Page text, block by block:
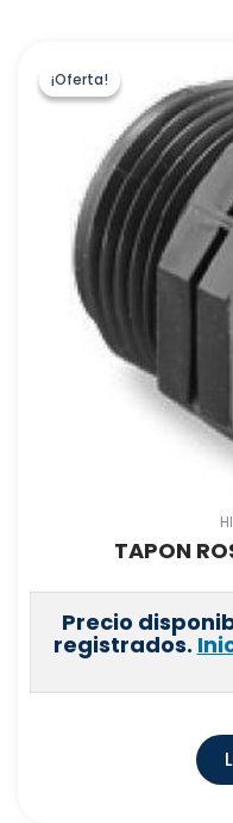
¡Oferta!
¡Oferta!
TAPON
Precio
registrados.